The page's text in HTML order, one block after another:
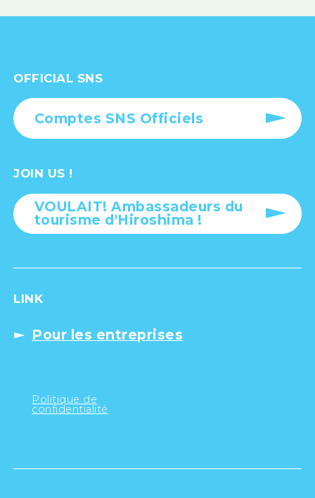
OFFICIAL SNS
Comptes SNS Officiels
JOIN US !
VOULAIT! Ambassadeurs du
tourisme d'Hiroshima !
LINK
Pour les entreprises
Politique de
confidentialité